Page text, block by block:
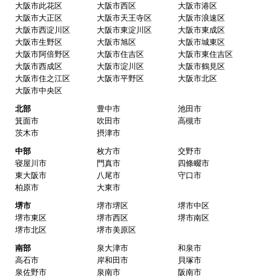
大阪市此花区
大阪市西区
大阪市港区
大阪市大正区
大阪市天王寺区
大阪市浪速区
大阪市西淀川区
大阪市東淀川区
大阪市東成区
大阪市生野区
大阪市旭区
大阪市城東区
大阪市阿倍野区
大阪市住吉区
大阪市東住吉区
大阪市西成区
大阪市淀川区
大阪市鶴見区
大阪市住之江区
大阪市平野区
大阪市北区
大阪市中央区
北部
豊中市
池田市
箕面市
吹田市
高槻市
茨木市
摂津市
中部
枚方市
交野市
寝屋川市
門真市
四條畷市
東大阪市
八尾市
守口市
柏原市
大東市
堺市
堺市堺区
堺市中区
堺市東区
堺市西区
堺市南区
堺市北区
堺市美原区
南部
泉大津市
和泉市
高石市
岸和田市
貝塚市
泉佐野市
泉南市
阪南市